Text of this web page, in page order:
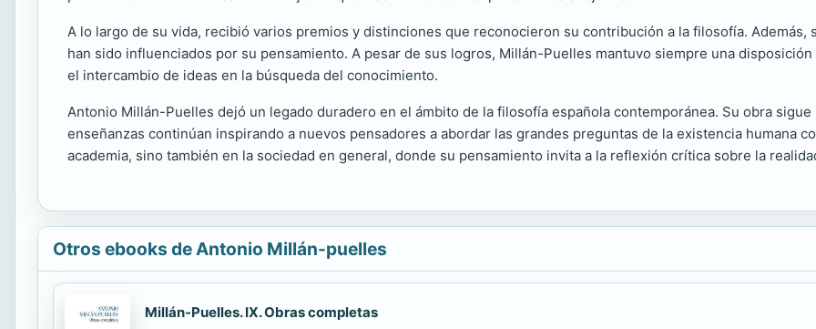
A lo largo de su vida, recibió varios premios y distinciones que reconocieron su contribución a la filosofía.
han sido influenciados por su pensamiento. A pesar de sus logros, Millán-Puelles mantuvo siempre una
el intercambio de ideas en la búsqueda del conocimiento.
Antonio Millán-Puelles dejó un legado duradero en el ámbito de la filosofía española contemporánea. Su obra
enseñanzas continúan inspirando a nuevos pensadores a abordar las grandes preguntas de la existencia humana
academia, sino también en la sociedad en general, donde su pensamiento invita a la reflexión crítica sobre la
Otros ebooks de Antonio Millán-puelles
Millán-Puelles. IX. Obras completas